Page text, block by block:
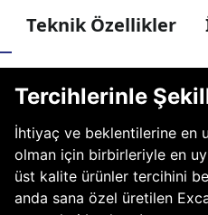
Teknik Özellikler
Tercihlerinle
İhtiyaç ve beklentilerine en
olman için birbirleriyle en
üst kalite ürünler tercihini
anda sana özel üretilen